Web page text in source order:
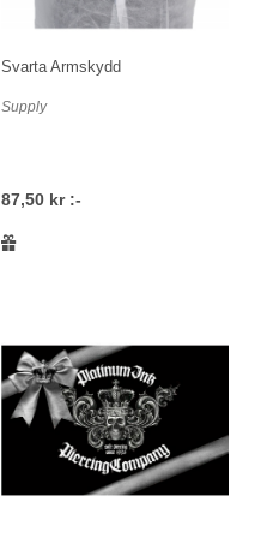
Svarta Armskydd
Supply
87,50 kr :-